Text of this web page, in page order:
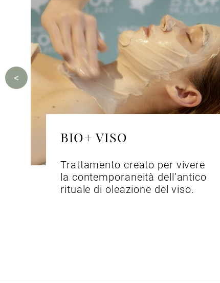
BIO+ VISO
Trattamento creato per vivere
la contemporaneità dell’antico
rituale di oleazione del viso.